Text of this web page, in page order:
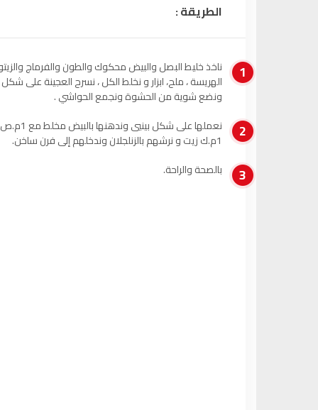
الطريقة :
1
ناخذ خليط البصل والبيض محكوك والطون والفرماج
الهريسة ، ملح، ابزار و نخلط الكل ، نسرح العجينة على
ونضع شوية من الحشوة ونجمع الحواشي .
2
نعملها على شكل
1م.ك زيت و نرشهم بالزنلجلان وندخلهم إلى فرن ساخن.
3 بالصحة والراحة.